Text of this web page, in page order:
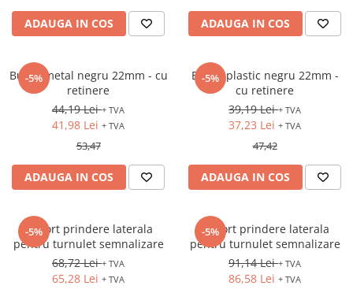
ADAUGA IN COS ADAUGA IN COS
-5%
Buton metal negru 22mm - cu
retinere
44,19 Lei+ TVA
41,98 Lei + TVA
53,47
ADAUGA IN COS
-5%
Buton plastic negru 22mm -
cu retinere
39,19 Lei+ TVA
37,23 Lei + TVA
47,42
ADAUGA IN COS
-5%
Suport prindere laterala
pentru turnulet semnalizare
68,72 Lei+ TVA
65,28 Lei + TVA
-5%
Suport prindere laterala
pentru turnulet semnalizare
91,14 Lei+ TVA
86,58 Lei + TVA